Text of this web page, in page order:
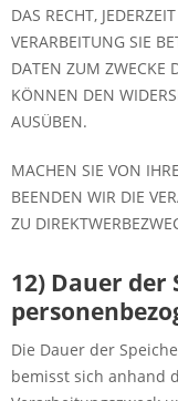
DAS RECHT,
VERARBEITUNG SIE
DATEN ZUM ZWECKE
KÖNNEN DEN
AUSÜBEN.
MACHEN SIE VON
BEENDEN WIR DIE
ZU
12) Dauer der
Die Dauer der
bemisst sich anhand